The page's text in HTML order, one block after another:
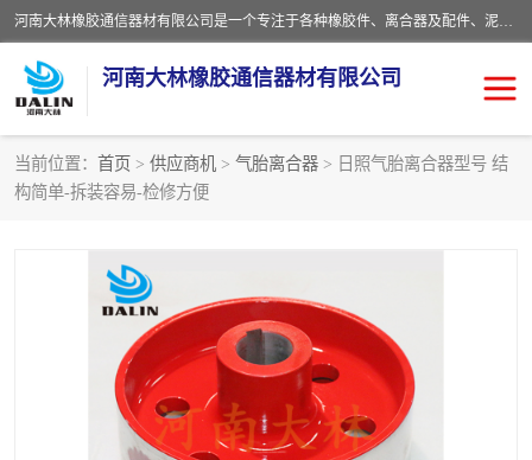
河南大林橡胶通信器材有限公司是一个专注于各种橡胶件、离合器及配件、泥浆泵及配件等产品设计制造和加工的企业。产品应用于矿山、冶金、石油、钢铁、化工、水泥、船舶、造纸、通用机械等各种大功率机械传动或制动装置。
河南大林橡胶通信器材有限公司
当前位置： 首页 > 供应商机 > 气胎离合器 > 日照气胎离合器型号 结
构简单-拆装容易-检修方便
推盘离合器
VC离合器
PO隔膜离合器 气胎离合器
泥浆泵空气包胶囊 气动元件
DY隔膜式离合器 CB离合器